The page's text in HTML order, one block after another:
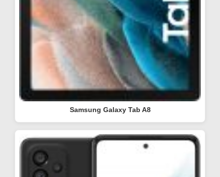
Samsung Galaxy Tab A8